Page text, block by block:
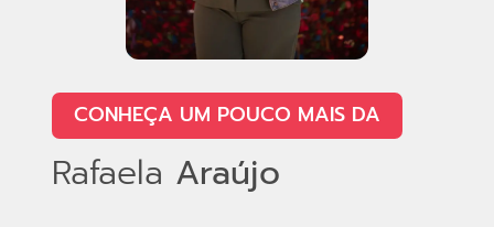
CONHEÇA UM POUCO MAIS DA
Rafaela Araújo